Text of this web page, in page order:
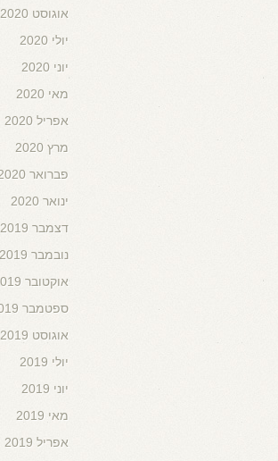
אוגוסט 2020
יולי 2020
יוני 2020
מאי 2020
אפריל 2020
מרץ 2020
פברואר 2020
ינואר 2020
דצמבר 2019
נובמבר 2019
אוקטובר 2019
ספטמבר 2019
אוגוסט 2019
יולי 2019
יוני 2019
מאי 2019
אפריל 2019